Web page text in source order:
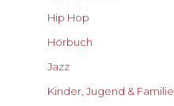
Hip Hop
Hörbuch
Jazz
Kinder, Jugend & Familie